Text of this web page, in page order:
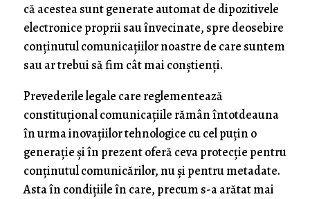
că acestea sunt generate automat de dipozitivele
electronice proprii sau învecinate, spre deosebire
conținutul comunicațiilor noastre de care suntem
sau ar trebui să fim cât mai conștienți.
Prevederile legale care reglementează
constituțional comunicațiile rămân întotdeauna
în urma inovațiilor tehnologice cu cel puțin o
generație și în prezent oferă ceva protecție pentru
conținutul comunicărilor, nu și pentru metadate.
Asta în condițiile în care, precum s-a arătat mai